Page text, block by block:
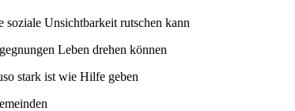
soziale Unsichtbarkeit rutschen kann
Leben drehen können
stark ist wie Hilfe geben